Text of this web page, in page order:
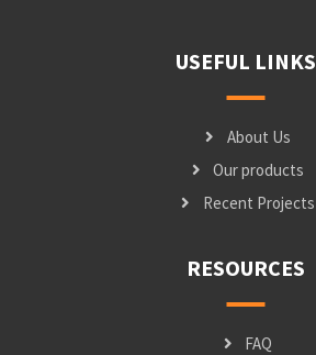
USEFUL LINKS
About Us
Our products
Recent Projects
RESOURCES
FAQ